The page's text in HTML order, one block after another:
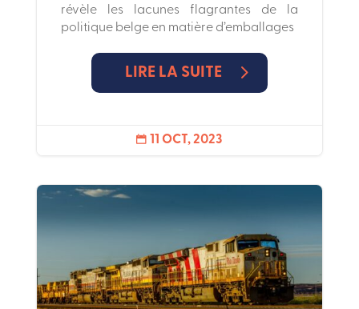
révèle les lacunes flagrantes de la
politique belge en matière d’emballages
LIRE LA SUITE
 11 OCT, 2023